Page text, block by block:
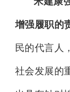
增强履职的
民的代言人
社会发展的